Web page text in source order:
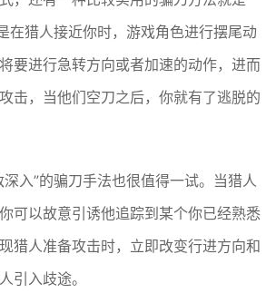
在猎人接近你时，游戏角色进行摆尾动
要进行急转方向或者加速的动作，进而
击，当他们空刀之后，你就有了逃脱的
深入”的骗刀手法也很值得一试。当猎人
可以故意引诱他追踪到某个你已经熟悉
猎人准备攻击时，立即改变行进方向和
引入歧途。